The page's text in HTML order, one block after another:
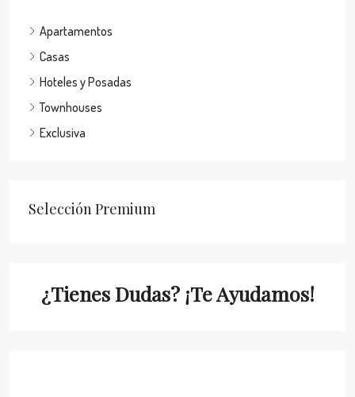
Apartamentos
Casas
Hoteles y Posadas
Townhouses
Exclusiva
Selección Premium
¿Tienes Dudas? ¡Te Ayudamos!